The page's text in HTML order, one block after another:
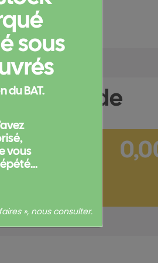
sous
du BAT.
vous
», nous consulter.